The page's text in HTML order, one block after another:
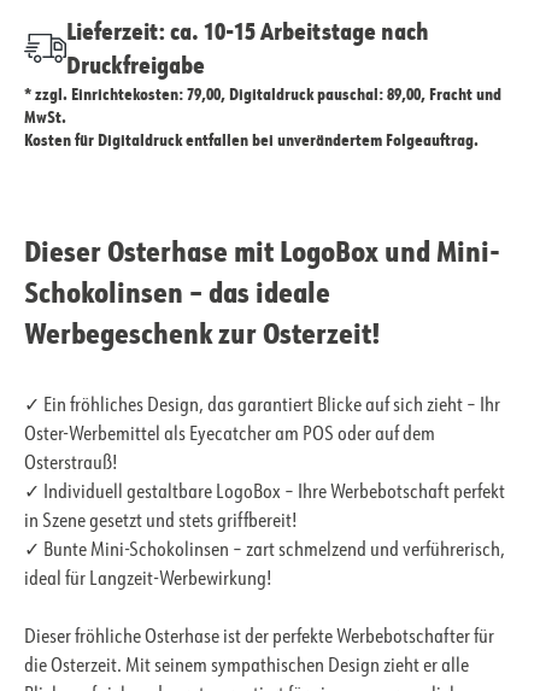
Lieferzeit: ca. 10-15 Arbeitstage nach
Druckfreigabe
* zzgl. Einrichtekosten: 79,00, Digitaldruck pauschal: 89,00, Fracht und
MwSt.
Kosten für Digitaldruck entfallen bei unverändertem Folgeauftrag.
Dieser Osterhase mit LogoBox und Mini-
Schokolinsen – das ideale
Werbegeschenk zur Osterzeit!
✓ Ein fröhliches Design, das garantiert Blicke auf sich zieht – Ihr
Oster-Werbemittel als Eyecatcher am POS oder auf dem
Osterstrauß!
✓ Individuell gestaltbare LogoBox – Ihre Werbebotschaft perfekt
in Szene gesetzt und stets griffbereit!
✓ Bunte Mini-Schokolinsen – zart schmelzend und verführerisch,
ideal für Langzeit-Werbewirkung!
Dieser fröhliche Osterhase ist der perfekte Werbebotschafter für
die Osterzeit. Mit seinem sympathischen Design zieht er alle